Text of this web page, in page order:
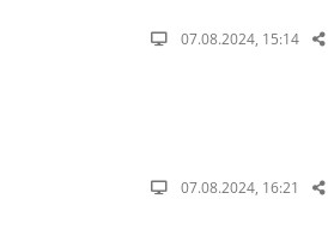
07.08.2024, 15:14
07.08.2024, 16:21